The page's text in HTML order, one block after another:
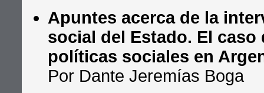
Apuntes acerca de la
social del Estado. El caso
políticas sociales en
Por Dante Jeremías Boga